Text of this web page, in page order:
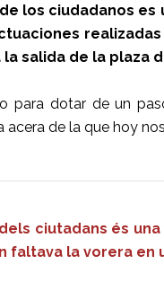
los ciudadanos
salida de la plaza
para dotar de un
acera de la que hoy
ciutadans és
faltava la vorera en